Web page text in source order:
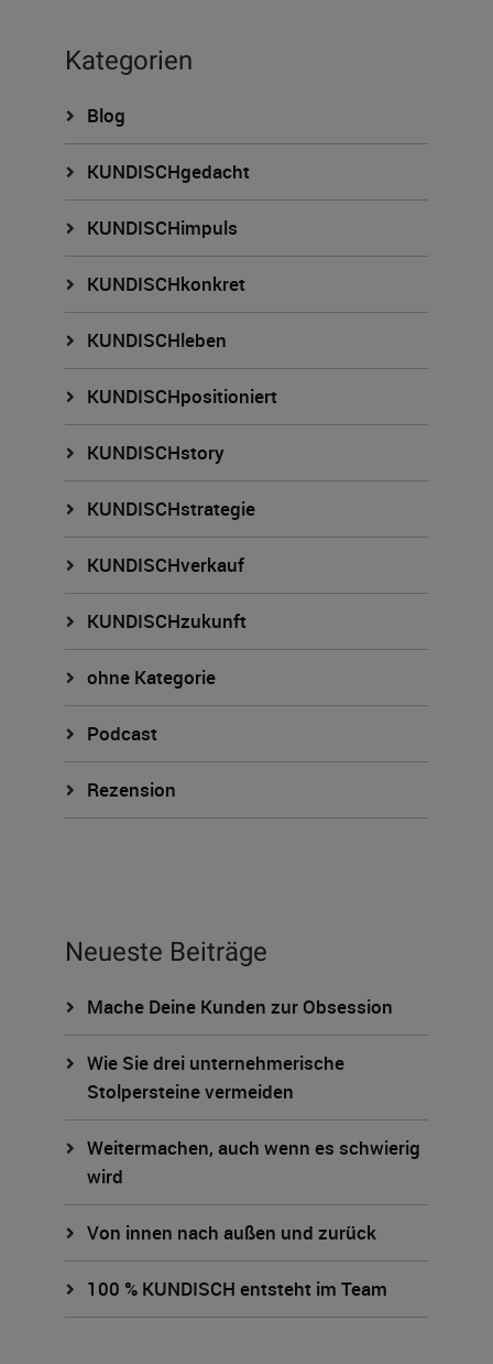
Kategorien
Blog
KUNDISCHgedacht
KUNDISCHimpuls
KUNDISCHkonkret
KUNDISCHleben
KUNDISCHpositioniert
KUNDISCHstory
KUNDISCHstrategie
KUNDISCHverkauf
KUNDISCHzukunft
ohne Kategorie
Podcast
Rezension
Neueste Beiträge
Mache Deine Kunden zur Obsession
Wie Sie drei unternehmerische
Stolpersteine vermeiden
Weitermachen, auch wenn es schwierig
wird
Von innen nach außen und zurück
100 % KUNDISCH entsteht im Team